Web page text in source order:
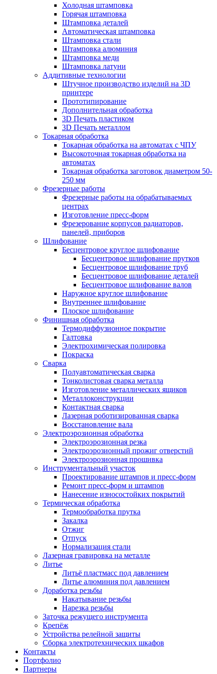
Холодная штамповка
Горячая штамповка
Штамповка деталей
Автоматическая штамповка
Штамповка стали
Штамповка алюминия
Штамповка меди
Штамповка латуни
Аддитивные технологии
Штучное производство изделий на 3D
принтере
Прототипирование
Дополнительная обработка
3D Печать пластиком
3D Печать металлом
Токарная обработка
Токарная обработка на автоматах с ЧПУ
Высокоточная токарная обработка на
автоматах
Токарная обработка заготовок диаметром 50-
250 мм
Фрезерные работы
Фрезерные работы на обрабатываемых
центрах
Изготовление пресс-форм
Фрезерование корпусов радиаторов,
панелей, приборов
Шлифование
Бесцентровое круглое шлифование
Бесцентровое шлифование прутков
Бесцентровое шлифование труб
Бесцентровое шлифование деталей
Бесцентровое шлифование валов
Наружное круглое шлифование
Внутреннее шлифование
Плоское шлифование
Финишная обработка
Термодиффузионное покрытие
Галтовка
Электрохимическая полировка
Покраска
Сварка
Полуавтоматическая сварка
Тонколистовая сварка металла
Изготовление металлических ящиков
Металлоконструкции
Контактная сварка
Лазерная роботизированная сварка
Восстановление вала
Электроэрозионная обработка
Электроэрозионная резка
Электроэрозионный прожиг отверстий
Электроэрозионная прошивка
Инструментальный участок
Проектирование штампов и пресс-форм
Ремонт пресс-форм и штампов
Нанесение износостойких покрытий
Термическая обработка
Термообработка прутка
Закалка
Отжиг
Отпуск
Нормализация стали
Лазерная гравировка на металле
Литье
Литьё пластмасс под давлением
Литье алюминия под давлением
Доработка резьбы
Накатывание резьбы
Нарезка резьбы
Заточка режущего инструмента
Крепёж
Устройства релейной защиты
Сборка электротехнических шкафов
Контакты
Портфолио
Партнеры